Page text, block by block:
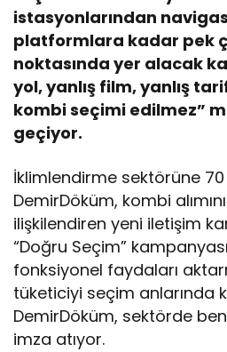
istasyonlarından
platformlara kadar pek
noktasında yer alacak
yol, yanlış film, yanlış
kombi seçimi edilmez”
geçiyor.
İklimlendirme sektörüne 70
DemirDöküm, kombi
ilişkilendiren yeni iletişim
“Doğru Seçim”
fonksiyonel faydaları
tüketiciyi seçim anlarında
DemirDöküm, sektörde
imza atıyor.